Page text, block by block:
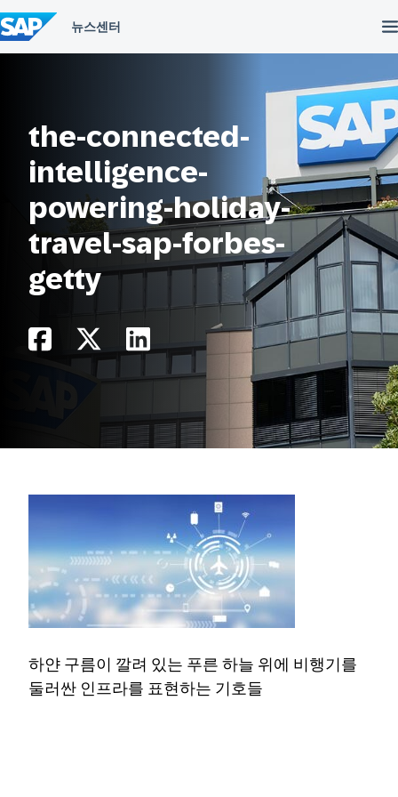
텐
츠
건
the-connected-
intelligence-
powering-holiday-
travel-sap-forbes-
getty
하얀 구름이 깔려 있는 푸른 하늘 위에 비행기를
둘러싼 인프라를 표현하는 기호들